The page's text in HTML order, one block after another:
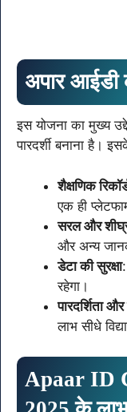
अपार आईडी
इस योजना का मुख्य
पारदर्शी बनाना है।
शैक्षणिक
एक ही
सरल और
और अन्य
डेटा की सुरक्षा
रहेगा।
पारदर्शिता
लाभ सीधे
Apaar ID